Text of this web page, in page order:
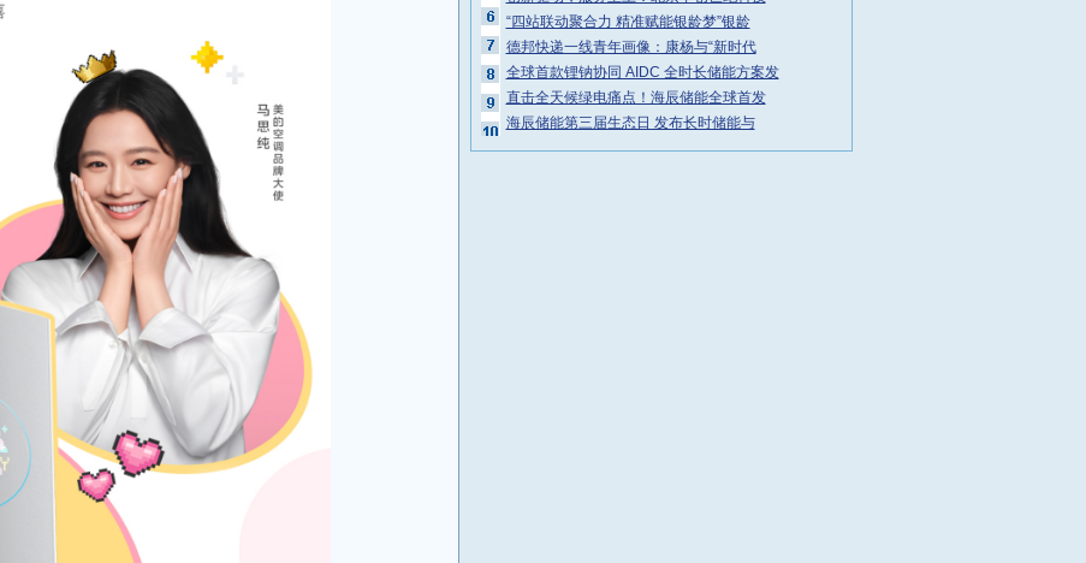
“四站联动聚合力 精准赋能银龄梦”银龄
德邦快递一线青年画像：康杨与“新时代
全球首款锂钠协同 AIDC 全时长储能方案发
直击全天候绿电痛点！海辰储能全球首发
海辰储能第三届生态日 发布长时储能与